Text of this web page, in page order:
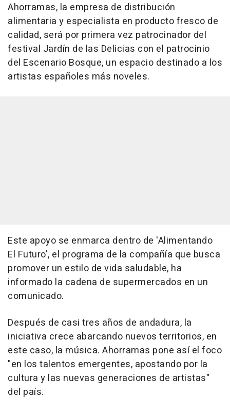
Ahorramas, la empresa de distribución
alimentaria y especialista en producto fresco de
calidad, será por primera vez patrocinador del
festival Jardín de las Delicias con el patrocinio
del Escenario Bosque, un espacio destinado a los
artistas españoles más noveles.
Este apoyo se enmarca dentro de 'Alimentando
El Futuro', el programa de la compañía que busca
promover un estilo de vida saludable, ha
informado la cadena de supermercados en un
comunicado.
Después de casi tres años de andadura, la
iniciativa crece abarcando nuevos territorios, en
este caso, la música. Ahorramas pone así el foco
"en los talentos emergentes, apostando por la
cultura y las nuevas generaciones de artistas"
del país.